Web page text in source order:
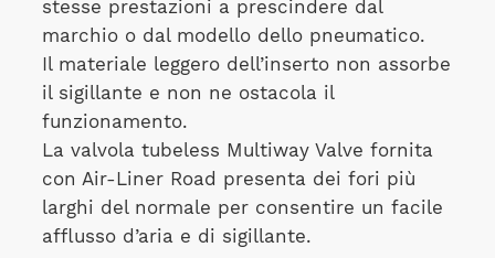
stesse prestazioni a prescindere dal
marchio o dal modello dello pneumatico.
Il materiale leggero dell’inserto non assorbe
il sigillante e non ne ostacola il
funzionamento.
La valvola tubeless Multiway Valve fornita
con Air-Liner Road presenta dei fori più
larghi del normale per consentire un facile
afflusso d’aria e di sigillante.